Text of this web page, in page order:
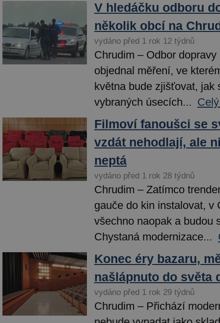
V hledáčku odboru
několik obcí na
vydáno před 1 rok 12 týdnů
Chrudim – Odbor
objednal měření, ve
května bude zjišťovat, jak
vybraných úsecích...
Filmoví fanoušci se
vzdát nehodlají, ale
neptá
vydáno před 1 rok 28 týdnů
Chrudim – Zatímco
gauče do kin instalovat, v
všechno naopak a budou
Chystaná modernizace...
Konec éry bazaru,
našlápnuto do světa
vydáno před 1 rok 29 týdnů
Chrudim – Přichází